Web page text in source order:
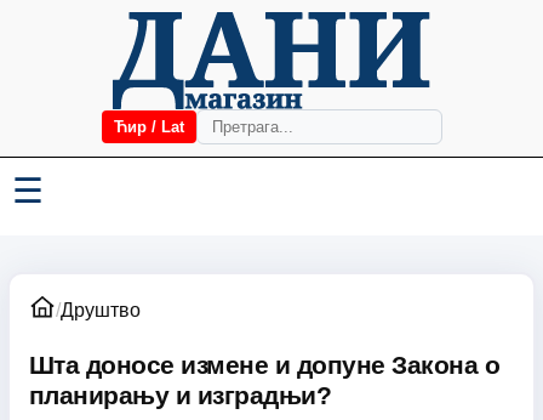
Ћир / Lat
☰
/Друштво
Шта доносе измене и допуне Закона о
планирању и изградњи?